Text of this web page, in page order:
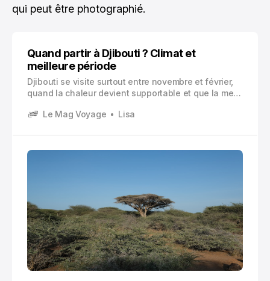
qui peut être photographié.
Quand partir à Djibouti ? Climat et
meilleure période
Djibouti se visite surtout entre novembre et février,
quand la chaleur devient supportable et que la mer
vos dates selon météo, régions, activités, budget et
Le Mag Voyage Lisa